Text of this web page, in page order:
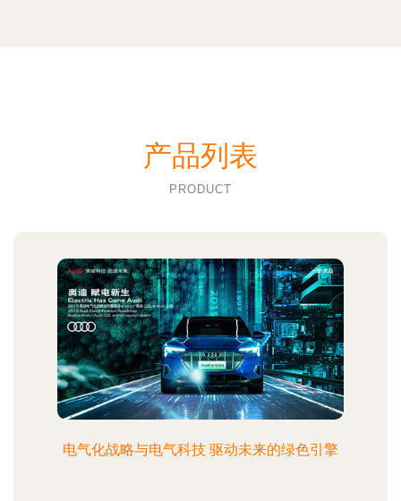
产品列表
PRODUCT
电气化战略与电气科技 驱动未来的绿色引擎